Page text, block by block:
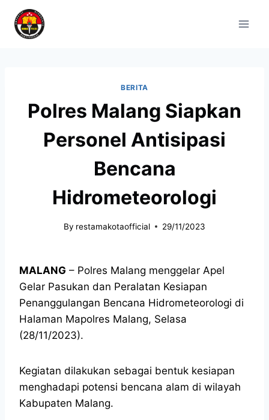
BERITA
Polres Malang Siapkan
Personel Antisipasi
Bencana
Hidrometeorologi
By restamakotaofficial 29/11/2023
MALANG – Polres Malang menggelar Apel
Gelar Pasukan dan Peralatan Kesiapan
Penanggulangan Bencana Hidrometeorologi di
Halaman Mapolres Malang, Selasa
(28/11/2023).
Kegiatan dilakukan sebagai bentuk kesiapan
menghadapi potensi bencana alam di wilayah
Kabupaten Malang.